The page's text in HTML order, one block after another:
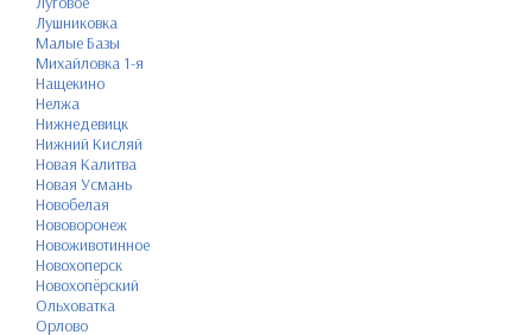
Лушниковка
Малые Базы
Михайловка 1-я
Нащекино
Нелжа
Нижнедевицк
Нижний Кисляй
Новая Калитва
Новая Усмань
Новобелая
Нововоронеж
Новоживотинное
Новохоперск
Новохопёрский
Ольховатка
Орлово